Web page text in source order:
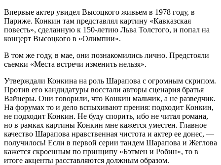
Впервые актер увидел Высоцкого живьем в 1978 году, в
Париже. Конкин там представлял картину «Кавказская
повесть», сделанную к 150-летию Льва Толстого, и попал на
концерт Высоцкого в «Олимпии».
В том же году, в мае, они познакомились лично. Предстояли
съемки «Места встречи изменить нельзя».
Утверждали Конкина на роль Шарапова с огромным скрипом.
Против его кандидатуры восстали авторы сценария братья
Вайнеры. Они говорили, что Конкин мальчик, а не разведчик.
На форумах то и дело вспыхивают прения: подходит Конкин,
не подходит Конкин. Не буду спорить, ибо не читал романа,
но в рамках картины Конкин мне кажется уместен. Главное
качество Шарапова нравственная чистота и актер ее донес, —
получилось! Если в первой серии тандем Шарапова и Жеглова
кажется скроенным по принципу «Бэтмен и Робин», то в
итоге акценты расставляются должным образом.